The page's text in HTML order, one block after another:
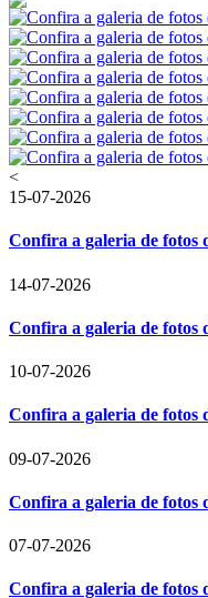
<
15-07-2026
Confira a galeria de fotos
14-07-2026
Confira a galeria de fotos
10-07-2026
Confira a galeria de fotos
09-07-2026
Confira a galeria de fotos
07-07-2026
Confira a galeria de fotos